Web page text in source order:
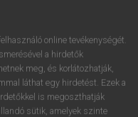
online tevékenységét.
a hirdetők
meg, és korlátozhatják,
láthat egy hirdetést. Ezek a
is megoszthatják
sütik, amelyek szinte